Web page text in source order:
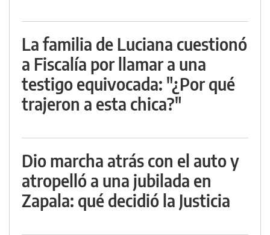
La familia de Luciana cuestionó
a Fiscalía por llamar a una
testigo equivocada: "¿Por qué
trajeron a esta chica?"
Dio marcha atrás con el auto y
atropelló a una jubilada en
Zapala: qué decidió la Justicia